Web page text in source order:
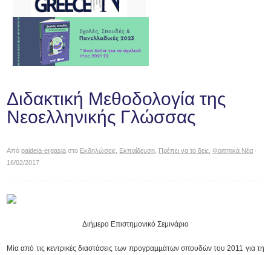
Διδακτική Μεθοδολογία της
Νεοελληνικής Γλώσσας
Απόpaideia-ergasia στο Εκδηλώσεις Εκπαίδευση Πρέπει να το δεις ,Φοιτητικά Νέα ·
16/02/2017
Διήμερο Επιστημονικό Σεμινάριο
Μία από τις κεντρικές διαστάσεις των προγραµµάτων σπουδών του 2011 για τη